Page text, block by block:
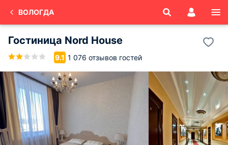
ВОЛОГДА
Гостиница Nord House
9.1 1 076 отзывов гостей